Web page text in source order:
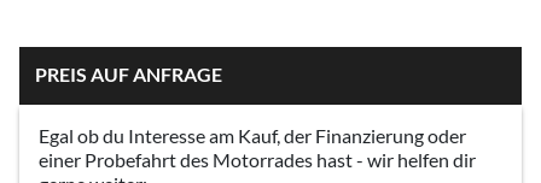
PREIS AUF ANFRAGE
Egal ob du Interesse am Kauf, der Finanzierung oder
einer Probefahrt des Motorrades hast - wir helfen dir